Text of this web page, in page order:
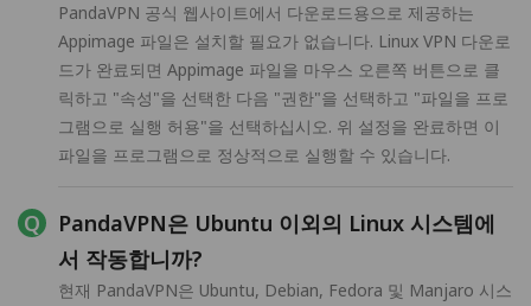
PandaVPN 공식 웹사이트에서 다운로드용으로 제공하는
Appimage 파일은 설치할 필요가 없습니다. Linux VPN 다운로
드가 완료되면 Appimage 파일을 마우스 오른쪽 버튼으로 클
릭하고 "속성"을 선택한 다음 "권한"을 선택하고 "파일을 프로
그램으로 실행 허용"을 선택하십시오. 위 설정을 완료하면 이
파일을 프로그램으로 정상적으로 실행할 수 있습니다.
PandaVPN은 Ubuntu 이외의 Linux 시스템에
서 작동합니까?
현재 PandaVPN은 Ubuntu, Debian, Fedora 및 Manjaro 시스